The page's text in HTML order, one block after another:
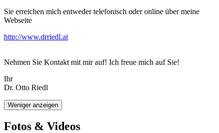
Sie erreichen mich entweder telefonisch oder online über meine
Webseite
http://www.drriedl.at
Nehmen Sie Kontakt mit mir auf! Ich freue mich auf Sie!
Ihr
Dr. Otto Riedl
Weniger anzeigen
Fotos & Videos